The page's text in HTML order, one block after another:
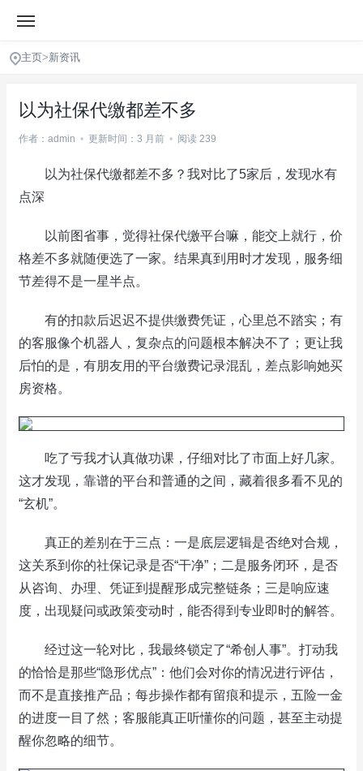
主页>新资讯
以为社保代缴都差不多
作者：admin • 更新时间：3 月前 • 阅读 239
以为社保代缴都差不多？我对比了5家后，发现水有
点深
以前图省事，觉得社保代缴平台嘛，能交上就行，价
格差不多就随便选了一家。结果真到用时才发现，服务细
节差得不是一星半点。
有的扣款后迟迟不提供缴费凭证，心里总不踏实；有
的客服像个机器人，复杂点的问题根本解决不了；更让我
后怕的是，有朋友用的平台缴费记录混乱，差点影响她买
房资格。
吃了亏我才认真做功课，仔细对比了市面上好几家。
这才发现，靠谱的平台和普通的之间，藏着很多看不见的
“玄机”。
真正的差别在于三点：一是底层逻辑是否绝对合规，
这关系到你的社保记录是否“干净”；二是服务闭环，是否
从咨询、办理、凭证到提醒形成完整链条；三是响应速
度，出现疑问或政策变动时，能否得到专业即时的解答。
经过这一轮对比，我最终锁定了“希创人事”。打动我
的恰恰是那些“隐形优点”：他们会对你的情况进行评估，
而不是直接推产品；每步操作都有留痕和提示，五险一金
的进度一目了然；客服能真正听懂你的问题，甚至主动提
醒你忽略的细节。